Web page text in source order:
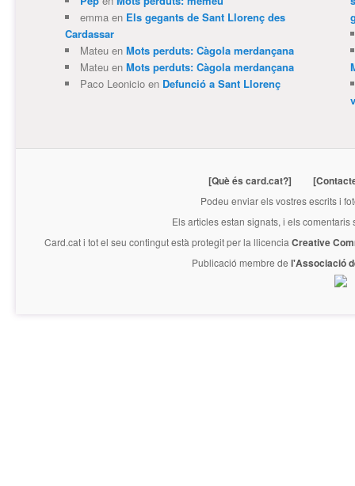
emmaen Els gegants de Sant Llorenç des
Cardassar
Mateuen Mots perduts: Càgola merdançana
Mateuen Mots perduts: Càgola merdançana
Paco Leonicioen Defunció a Sant Llorenç
[Què és card.cat?]
Podeu enviar els vostres escrits i
Els articles estan signats, i els
Card.cati tot el seu contingut està protegit per la llicencia Creative
Publicació membre de l'Associació